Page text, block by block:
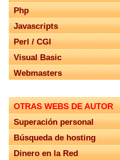
Php
Javascripts
Perl / CGI
Visual Basic
Webmasters
OTRAS WEBS DE AUTOR
Superación personal
Búsqueda de hosting
Dinero en la Red